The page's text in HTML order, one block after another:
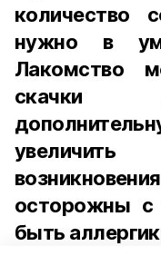
количество
нужно в
Лакомство
скачки
осторожны
быть